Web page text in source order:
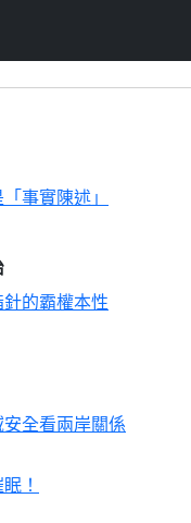
事實陳述」
的霸權本性
全看兩岸關係
！